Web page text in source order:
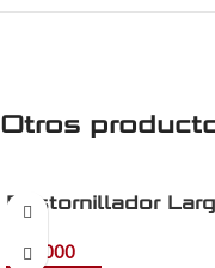
Otros
Destornillador
11.000